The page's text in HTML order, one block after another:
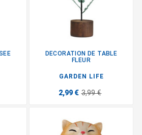
DECORATION DE TABLE
FLEUR
GARDEN LIFE
2,99 € 3,99 €